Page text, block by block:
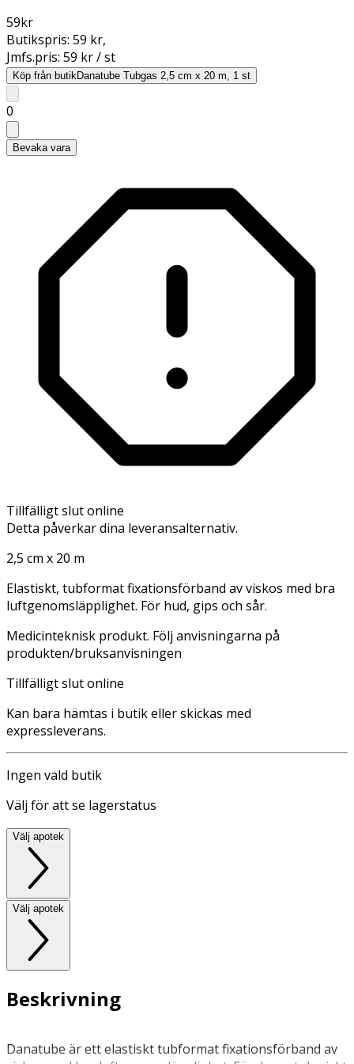
59kr
Butikspris: 59 kr,
Jmfs.pris: 59 kr / st
Köp från butikDanatube Tubgas 2,5 cm x 20 m, 1 st
0
Bevaka vara
Tillfälligt slut online
Detta påverkar dina leveransalternativ.
2,5 cm x 20 m
Elastiskt, tubformat fixationsförband av viskos med bra
luftgenomsläpplighet. För hud, gips och sår.
Medicinteknisk produkt. Följ anvisningarna på
produkten/bruksanvisningen
Tillfälligt slut online
Kan bara hämtas i butik eller skickas med
expressleverans.
Ingen vald butik
Välj för att se lagerstatus
Välj apotek
Välj apotek
Beskrivning
Danatube är ett elastiskt tubformat fixationsförband av